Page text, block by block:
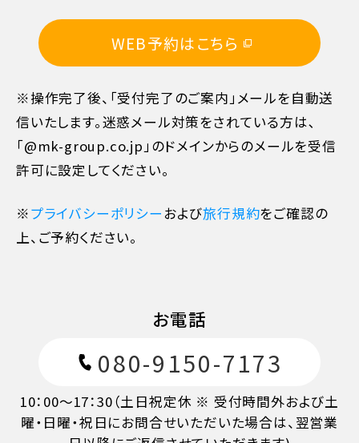
WEB予約はこちら
※操作完了後、「受付完了のご案内」メールを自動送
信いたします。迷惑メール対策をされている方は､
「@mk-group.co.jp」のドメインからのメールを受信
許可に設定してください。
※プライバシーポリシーおよび旅行規約をご確認の
上、ご予約ください。
お電話
080-9150-7173
10：00～17：30（土日祝定休 ※ 受付時間外および土
曜・日曜・祝日にお問合せいただいた場合は、翌営業